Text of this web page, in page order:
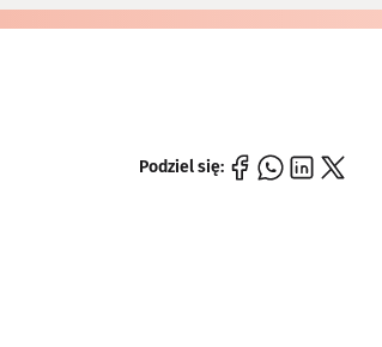
Podziel się: